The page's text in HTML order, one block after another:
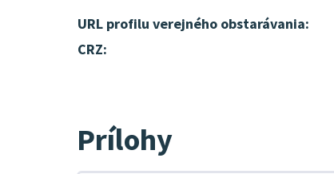
URL profilu verejného obstarávania:
CRZ:
Prílohy